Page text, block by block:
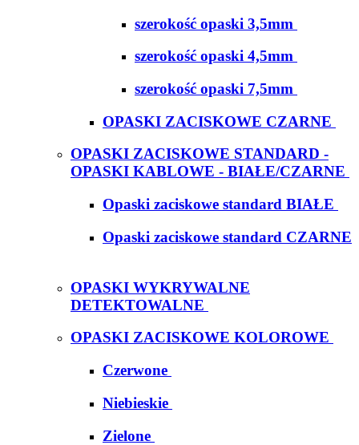
szerokość opaski 3,5mm
szerokość opaski 4,5mm
szerokość opaski 7,5mm
OPASKI ZACISKOWE CZARNE
OPASKI ZACISKOWE STANDARD -
OPASKI KABLOWE - BIAŁE/CZARNE
Opaski zaciskowe standard BIAŁE
Opaski zaciskowe standard CZARNE
OPASKI WYKRYWALNE
DETEKTOWALNE
OPASKI ZACISKOWE KOLOROWE
Czerwone
Niebieskie
Zielone